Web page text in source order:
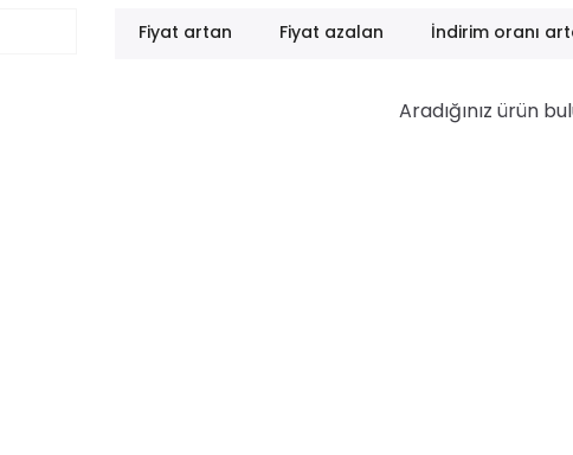
Fiyat artan Fiyat azalan İndirim oranı
Aradığınız ürün